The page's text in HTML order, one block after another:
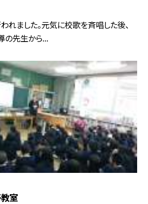
れました。元気に校歌を斉唱した後、
の先生から...
室